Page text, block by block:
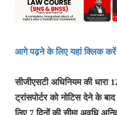
आगे पढ़ने के लिए यहां क्लिक करें
सीजीएसटी अधिनियम की धारा
ट्रांसपोर्टर को नोटिस देने के